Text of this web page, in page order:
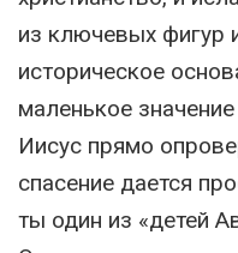
из ключевых фигур
историческое
маленькое
Иисус прямо
спасение дается
ты один из «детей